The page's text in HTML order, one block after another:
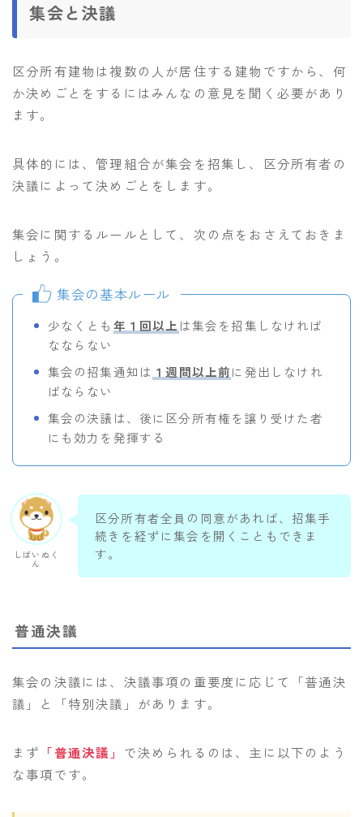
集会と決議
区分所有建物は複数の人が居住する建物ですから、何
か決めごとをするにはみんなの意見を聞く必要があり
ます。
具体的には、管理組合が集会を招集し、区分所有者の
決議によって決めごとをします。
集会に関するルールとして、次の点をおさえておきま
しょう。
集会の基本ルール
少なくとも 年１回以上 は集会を招集しなければ
なならない
集会の招集通知は １週間以上前に発出しなけれ
ばならない
集会の決議は、後に区分所有権を譲り受けた者
にも効力を発揮する
しばいぬく
ん
区分所有者全員の同意があれば、招集手
続きを経ずに集会を開くこともできま
す。
普通決議
集会の決議には、決議事項の重要度に応じて「普通決
議」と「特別決議」があります。
まず 「普通決議」 で決められるのは、主に以下のよう
な事項です。